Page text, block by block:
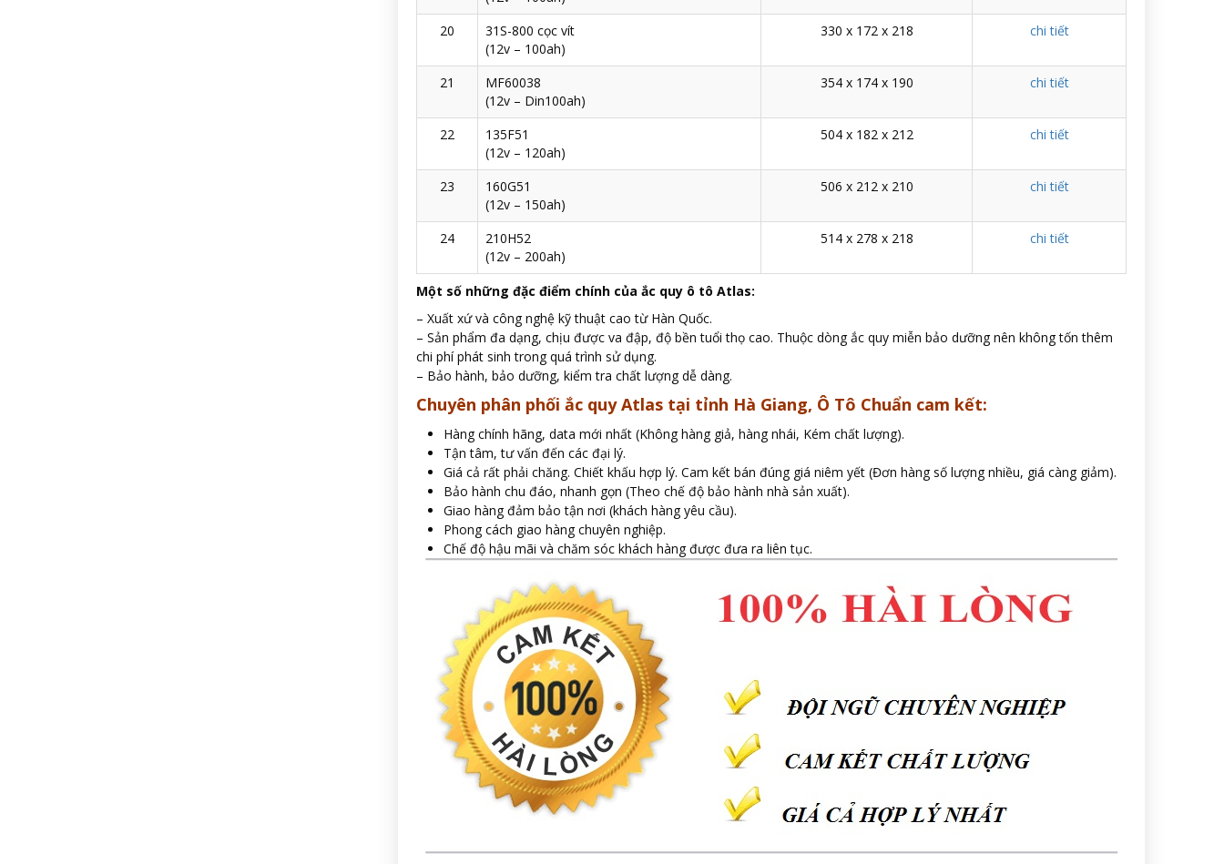
20
31S-800 cọc vít
(12v – 100ah)
330 x 172 x 218 chi tiết
21
MF60038
(12v – Din100ah)
354 x 174 x 190 chi tiết
22
135F51
(12v – 120ah)
504 x 182 x 212 chi tiết
23
160G51
(12v – 150ah)
506 x 212 x 210 chi tiết
24
210H52
(12v – 200ah)
514 x 278 x 218 chi tiết
Một số những đặc điểm chính của ắc quy ô tô Atlas:
– Xuất xứ và công nghệ kỹ thuật cao từ Hàn Quốc.
– Sản phẩm đa dạng, chịu được va đập, độ bền tuổi thọ cao. Thuộc dòng ắc quy miễn bảo dưỡng nên không tốn thêm
chi phí phát sinh trong quá trình sử dụng.
– Bảo hành, bảo dưỡng, kiểm tra chất lượng dễ dàng.
Chuyên phân phối ắc quy Atlas tại tỉnh Hà Giang, Ô Tô Chuẩn cam kết:
Hàng chính hãng, data mới nhất (Không hàng giả, hàng nhái, Kém chất lượng).
Tận tâm, tư vấn đến các đại lý.
Giá cả rất phải chăng. Chiết khấu hợp lý. Cam kết bán đúng giá niêm yết (Đơn hàng số lượng nhiều, giá càng giảm).
Bảo hành chu đáo, nhanh gọn (Theo chế độ bảo hành nhà sản xuất).
Giao hàng đảm bảo tận nơi (khách hàng yêu cầu).
Phong cách giao hàng chuyên nghiệp.
Chế độ hậu mãi và chăm sóc khách hàng được đưa ra liên tục.